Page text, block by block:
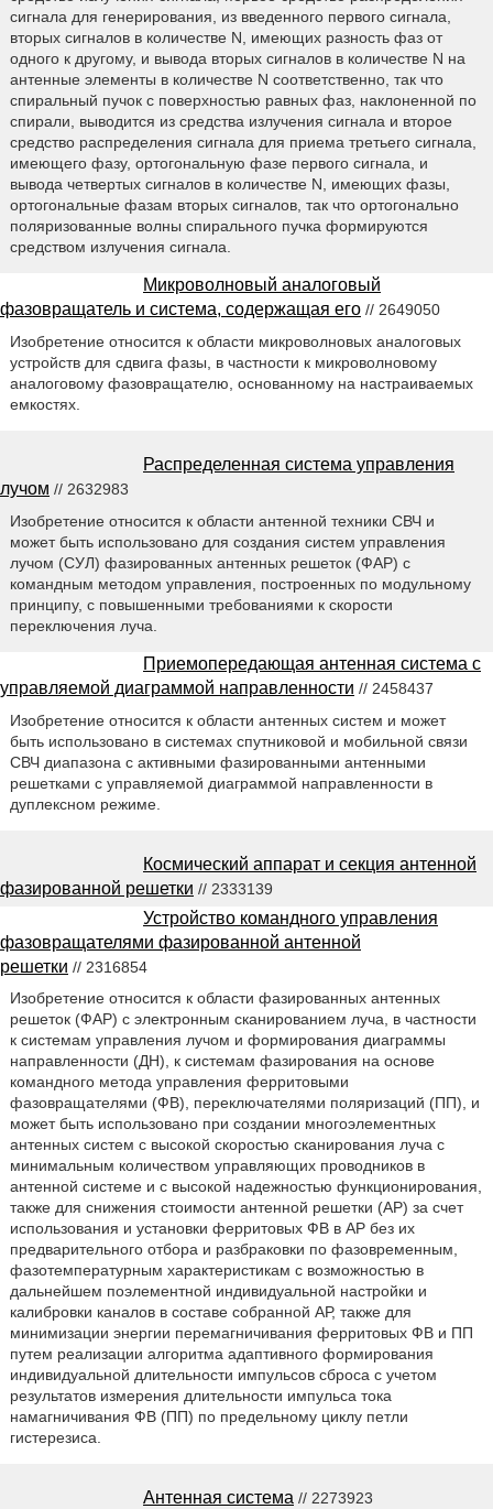
сигнала для генерирования, из введенного первого сигнала,
вторых сигналов в количестве N, имеющих разность фаз от
одного к другому, и вывода вторых сигналов в количестве N на
антенные элементы в количестве N соответственно, так что
спиральный пучок с поверхностью равных фаз, наклоненной по
спирали, выводится из средства излучения сигнала и второе
средство распределения сигнала для приема третьего сигнала,
имеющего фазу, ортогональную фазе первого сигнала, и
вывода четвертых сигналов в количестве N, имеющих фазы,
ортогональные фазам вторых сигналов, так что ортогонально
поляризованные волны спирального пучка формируются
средством излучения сигнала.
Микроволновый аналоговый
фазовращатель и система, содержащая его // 2649050
Изобретение относится к области микроволновых аналоговых
устройств для сдвига фазы, в частности к микроволновому
аналоговому фазовращателю, основанному на настраиваемых
емкостях.
Распределенная система управления
лучом // 2632983
Изобретение относится к области антенной техники СВЧ и
может быть использовано для создания систем управления
лучом (СУЛ) фазированных антенных решеток (ФАР) с
командным методом управления, построенных по модульному
принципу, с повышенными требованиями к скорости
переключения луча.
Приемопередающая антенная система с
управляемой диаграммой направленности // 2458437
Изобретение относится к области антенных систем и может
быть использовано в системах спутниковой и мобильной связи
СВЧ диапазона с активными фазированными антенными
решетками с управляемой диаграммой направленности в
дуплексном режиме.
Космический аппарат и секция антенной
фазированной решетки // 2333139
Устройство командного управления
фазовращателями фазированной антенной
решетки // 2316854
Изобретение относится к области фазированных антенных
решеток (ФАР) с электронным сканированием луча, в частности
к системам управления лучом и формирования диаграммы
направленности (ДН), к системам фазирования на основе
командного метода управления ферритовыми
фазовращателями (ФВ), переключателями поляризаций (ПП), и
может быть использовано при создании многоэлементных
антенных систем с высокой скоростью сканирования луча с
минимальным количеством управляющих проводников в
антенной системе и с высокой надежностью функционирования,
также для снижения стоимости антенной решетки (АР) за счет
использования и установки ферритовых ФВ в АР без их
предварительного отбора и разбраковки по фазовременным,
фазотемпературным характеристикам с возможностью в
дальнейшем поэлементной индивидуальной настройки и
калибровки каналов в составе собранной АР, также для
минимизации энергии перемагничивания ферритовых ФВ и ПП
путем реализации алгоритма адаптивного формирования
индивидуальной длительности импульсов сброса с учетом
результатов измерения длительности импульса тока
намагничивания ФВ (ПП) по предельному циклу петли
гистерезиса.
Антенная система // 2273923